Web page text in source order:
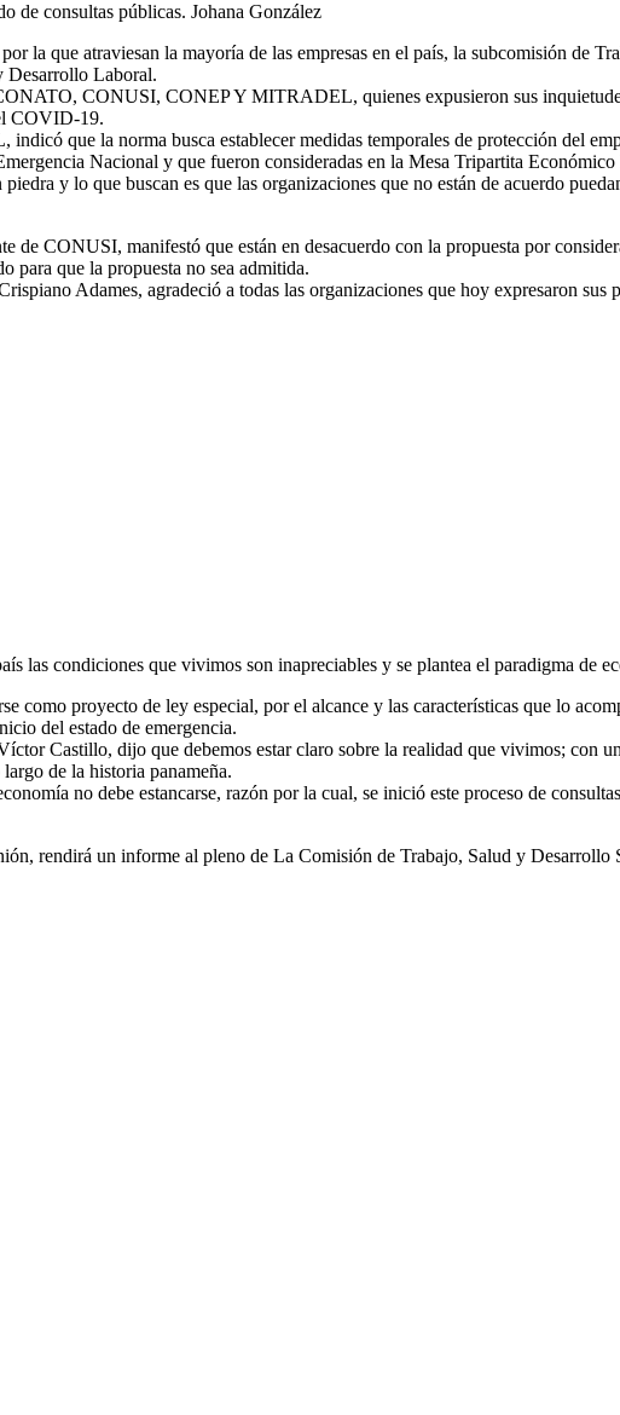
de consultas públicas. Johana González
la que atraviesan la mayoría de las empresas en el país, la subcomisión de
Desarrollo Laboral.
CONUSI, CONEP Y MITRADEL, quienes expusieron sus
COVID-19.
que la norma busca establecer medidas temporales de protección del
Nacional y que fueron consideradas en la Mesa Tripartita
y lo que buscan es que las organizaciones que no están de acuerdo
de CONUSI, manifestó que están en desacuerdo con la propuesta por
para que la propuesta no sea admitida.
Adames, agradeció a todas las organizaciones que hoy expresaron
las condiciones que vivimos son inapreciables y se plantea el paradigma de
como proyecto de ley especial, por el alcance y las características que lo
del estado de emergencia.
Castillo, dijo que debemos estar claro sobre la realidad que vivimos; con
de la historia panameña.
no debe estancarse, razón por la cual, se inició este proceso de
rendirá un informe al pleno de La Comisión de Trabajo, Salud y